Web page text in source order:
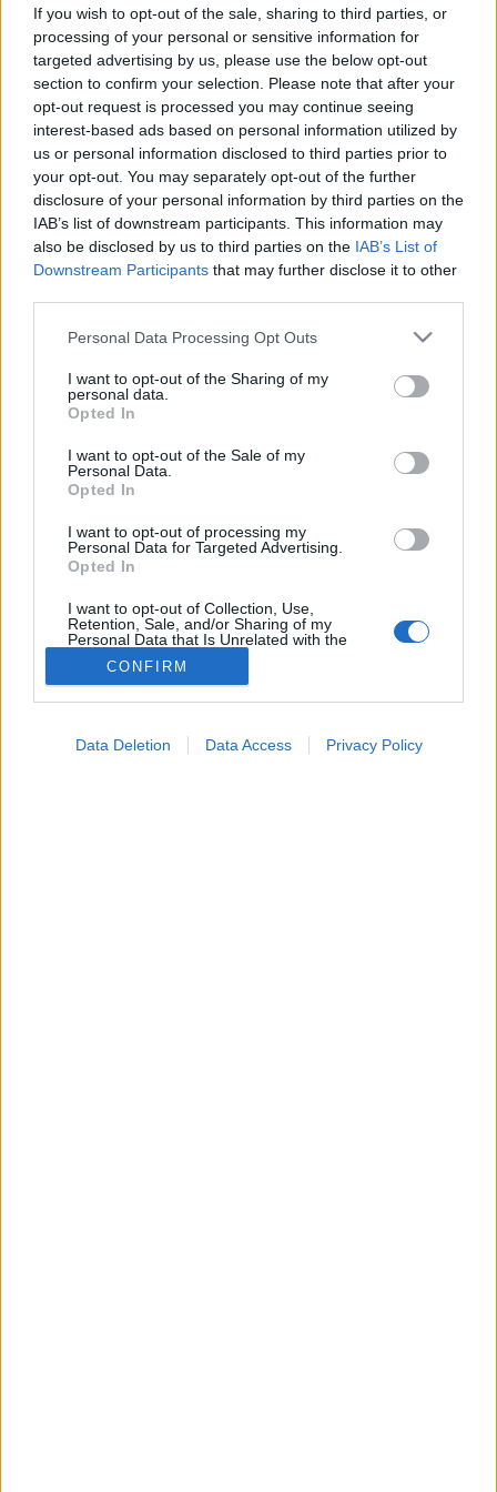
If you wish to opt-out of the sale, sharing to third parties, or
processing of your personal or sensitive information for
targeted advertising by us, please use the below opt-out
section to confirm your selection. Please note that after your
opt-out request is processed you may continue seeing
interest-based ads based on personal information utilized by
us or personal information disclosed to third parties prior to
your opt-out. You may separately opt-out of the further
disclosure of your personal information by third parties on the
IAB’s list of downstream participants. This information may
also be disclosed by us to third parties on the IAB’s List of
Downstream Participants that may further disclose it to other
Please note that this website/app uses one or more Google
not limited to your visit or usage behaviour. You may click to
grant or deny consent to Google and its third-party tags to
use your data for below specified purposes in below Google
consent section.
Personal Data Processing Opt Outs
I want to opt-out of the Sharing of my
personal data.
Opted In
I want to opt-out of the Sale of my
Personal Data.
Opted In
I want to opt-out of processing my
Personal Data for Targeted Advertising.
Opted In
I want to opt-out of Collection, Use,
Retention, Sale, and/or Sharing of my
Personal Data that Is Unrelated with the
Purposes for which it was collected.
Opted Out
CONFIRM
Data Deletion Data Access Privacy Policy
Betegségek
2013. augusztus 29. 14:13
Módosítva: 2015. november 04. 13:49
Megosztás
Küldés Küldés Messengeren
Egészségkalauz
Egészségkalauz
Szerkezeti különbségek mutathatók ki a migrénes
állítja meg egy dán tanulmány. A Neurology című
szaklapban megjelent írásban húsz különböző
kutatás adatait elemezték dán kutatók.
A migrénesek agyának fehérállományában
azonban az eltérések okai és hatásai egyelőre nem
ismeretesek. A kutatók szerint újabb vizsgálatok